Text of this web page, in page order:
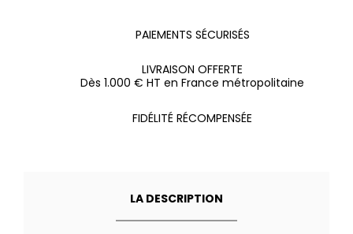
PAIEMENTS SÉCURISÉS
LIVRAISON OFFERTE
Dès 1.000 € HT en France métropolitaine
FIDÉLITÉ RÉCOMPENSÉE
LA DESCRIPTION